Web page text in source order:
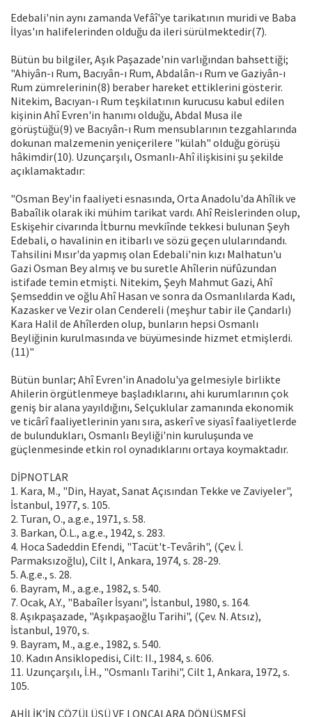
Edebali'nin aynı zamanda Vefâî'ye tarikatının muridi ve Baba
İlyas'ın halifelerinden olduğu da ileri sürülmektedir(7).
Bütün bu bilgiler, Aşık Paşazade'nin varlığından bahsettiği;
"Ahiyân-ı Rum, Bacıyân-ı Rum, Abdalân-ı Rum ve Gaziyân-ı
Rum zümrelerinin(8) beraber hareket ettiklerini gösterir.
Nitekim, Bacıyan-ı Rum teşkilatının kurucusu kabul edilen
kişinin Ahî Evren'in hanımı olduğu, Abdal Musa ile
görüştüğü(9) ve Bacıyân-ı Rum mensublarının tezgahlarında
dokunan malzemenin yeniçerilere "külah" olduğu görüşü
hâkimdir(10). Uzunçarşılı, Osmanlı-Ahî ilişkisini şu şekilde
açıklamaktadır:
"Osman Bey'in faaliyeti esnasında, Orta Anadolu'da Ahîlik ve
Babaîlik olarak iki mühim tarikat vardı. Ahî Reislerinden olup,
Eskişehir civarında İtburnu mevkiînde tekkesi bulunan Şeyh
Edebali, o havalinin en itibarlı ve sözü geçen ulularındandı.
Tahsilini Mısır'da yapmış olan Edebali'nin kızı Malhatun'u
Gazi Osman Bey almış ve bu suretle Ahîlerin nüfûzundan
istifade temin etmişti. Nitekim, Şeyh Mahmut Gazi, Ahî
Şemseddin ve oğlu Ahî Hasan ve sonra da Osmanlılarda Kadı,
Kazasker ve Vezir olan Cendereli (meşhur tabir ile Çandarlı)
Kara Halil de Ahîlerden olup, bunların hepsi Osmanlı
Beyliğinin kurulmasında ve büyümesinde hizmet etmişlerdi.
(11)"
Bütün bunlar; Ahî Evren'in Anadolu'ya gelmesiyle birlikte
Ahilerin örgütlenmeye başladıklarını, ahi kurumlarının çok
geniş bir alana yayıldığını, Selçuklular zamanında ekonomik
ve ticârî faaliyetlerinin yanı sıra, askerî ve siyasî faaliyetlerde
de bulundukları, Osmanlı Beyliği'nin kuruluşunda ve
güçlenmesinde etkin rol oynadıklarını ortaya koymaktadır.
DİPNOTLAR
1. Kara, M., "Din, Hayat, Sanat Açısından Tekke ve Zaviyeler",
İstanbul, 1977, s. 105.
2. Turan, O., a.g.e., 1971, s. 58.
3. Barkan, Ö.L., a.g.e., 1942, s. 283.
4. Hoca Sadeddin Efendi, "Tacüt't-Tevârih", (Çev. İ.
Parmaksızoğlu), Cilt I, Ankara, 1974, s. 28-29.
5. A.g.e., s. 28.
6. Bayram, M., a.g.e., 1982, s. 540.
7. Ocak, A.Y., "Babaîler İsyanı", İstanbul, 1980, s. 164.
8. Aşıkpaşazade, "Aşıkpaşaoğlu Tarihi", (Çev. N. Atsız),
İstanbul, 1970, s.
9. Bayram, M., a.g.e., 1982, s. 540.
10. Kadın Ansiklopedisi, Cilt: II., 1984, s. 606.
11. Uzunçarşılı, İ.H., "Osmanlı Tarihi", Cilt 1, Ankara, 1972, s.
105.
AHİLİK’İN ÇÖZÜLÜŞÜ VE LONCALARA DÖNÜŞMESİ